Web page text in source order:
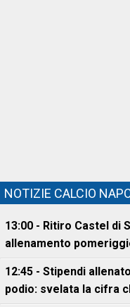
NOTIZIE CALCIO
13:00 - Ritiro Castel di
allenamento
12:45 - Stipendi
podio: svelata la cifra